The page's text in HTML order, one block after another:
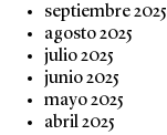
septiembre 2025
agosto 2025
julio 2025
junio 2025
mayo 2025
abril 2025